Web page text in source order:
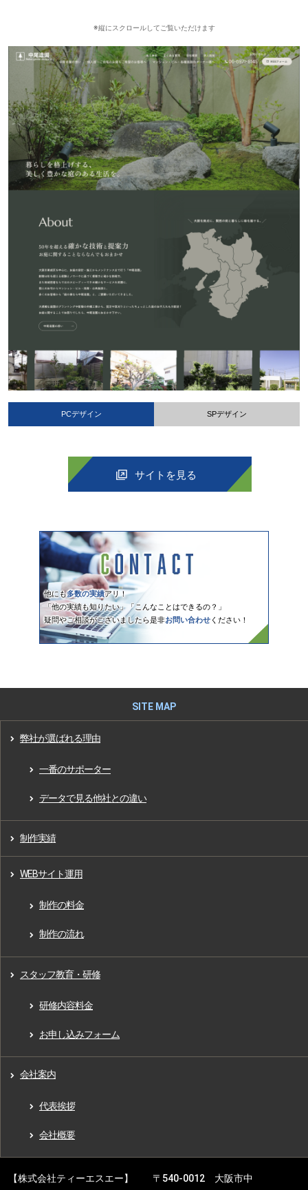
※縦にスクロールしてご覧いただけます
PCデザイン SPデザイン
サイトを見る
他にも多数の実績アリ！
「他の実績も知りたい」「こんなことはできるの？」
疑問やご相談がございましたら是非お問い合わせ ください！
弊社が選ばれる理由
一番のサポーター
データで見る他社との違い
制作実績
WEBサイト運用
制作の料金
制作の流れ
スタッフ教育・研修
研修内容料金
お申し込みフォーム
会社案内
代表挨拶
会社概要
【株式会社ティーエスエー】 〒540-0012 大阪市中